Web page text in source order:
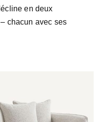
en deux
chacun avec ses